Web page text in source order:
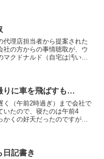
...
代理店担当者から提案された
社の方からの事情聴取が、ウ
マクドナルド（自宅は汚いの
（何故...
りに車を飛ばすも…
く（午前2時過ぎ）まで会社で
いたので、寝たのは午前4
くの好天だったのですが昼
なってウズウ...
日記書き